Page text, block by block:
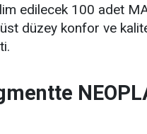
edilecek 100 adet
düzey konfor ve